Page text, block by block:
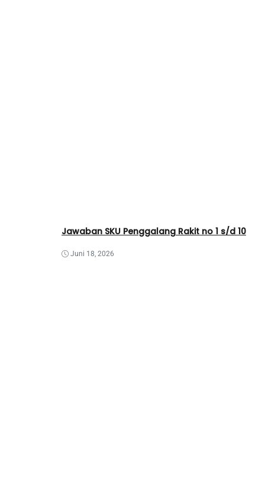
Jawaban SKU Penggalang Rakit no 1 s/d 10
Juni 18, 2026